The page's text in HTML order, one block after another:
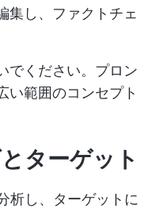
集し、ファクトチェ
でください。プロン
い範囲のコンセプト
ターゲット
析し、ターゲットに